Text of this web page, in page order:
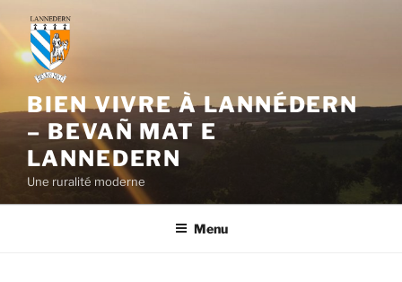
contenu
principal
BIEN VIVRE À LANNÉDERN
– BEVAÑ MAT E
LANNEDERN
Une ruralité moderne
Menu